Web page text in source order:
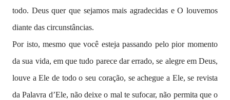
todo. Deus quer que sejamos mais agradecidas e O louvemos
diante das circunstâncias.
Por isto, mesmo que você esteja passando pelo pior momento
da sua vida, em que tudo parece dar errado, se alegre em Deus,
louve a Ele de todo o seu coração, se achegue a Ele, se revista
da Palavra d’Ele, não deixe o mal te sufocar, não permita que o